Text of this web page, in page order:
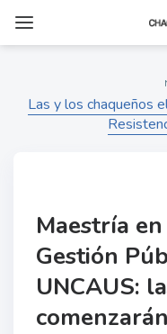
Las y los chaqueños
Maestría
Gestión
UNCAUS: